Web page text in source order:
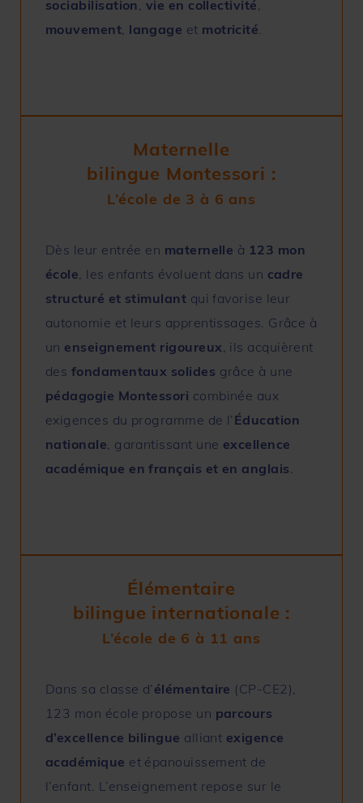
sociabilisation vie en collectivité
mouvement langage et motricité
Maternelle
bilingue Montessori :
L’école de 3 à 6 ans
Dès leur entrée en maternelle à 123 mon
école , les enfants évoluent dans un cadre
structuré et stimulant qui favorise leur
autonomie et leurs apprentissages. Grâce à
un enseignement rigoureux , ils acquièrent
des fondamentaux solides grâce à une
pédagogie Montessori combinée aux
exigences du programme de l’ Éducation
nationale , garantissant une excellence
académique en français et en anglais
Élémentaire
bilingue internationale :
L’école de 6 à 11 ans
Dans sa classe d’ élémentaire (CP-CE2),
123 mon école propose un parcours
d’excellence bilingue alliant exigence
académique et épanouissement de
l’enfant. L’enseignement repose sur le